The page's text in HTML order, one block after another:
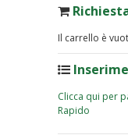
Il carrello è
Clicca qui per
Rapido